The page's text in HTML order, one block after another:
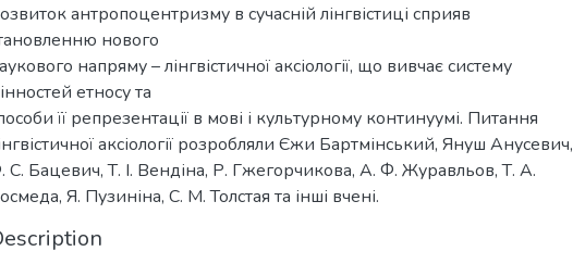
антропоцентризму в сучасній лінгвістиці сприяв
нового
напряму – лінгвістичної аксіології, що вивчає систему
етносу та
її репрезентації в мові і культурному континуумі. Питання
аксіології розробляли Єжи Бартмінський, Януш Анусевич,
С. Бацевич, Т. І. Вендіна, Р. Гжегорчикова, А. Ф. Журавльов, Т. А.
Я. Пузиніна, С. М. Толстая та інші вчені.